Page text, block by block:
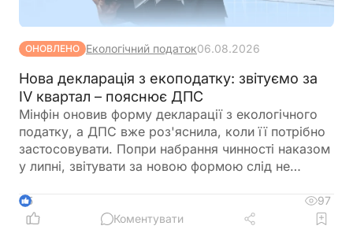
ОНОВЛЕНО Екологічний податок06.08.2026
Нова декларація з екоподатку: звітуємо за
IV квартал – пояснює ДПС
Мінфін оновив форму декларації з екологічного
податку, а ДПС вже роз'яснила, коли її потрібно
застосовувати. Попри набрання чинності наказом
у липні, звітувати за новою формою слід не
подаватиметься оновлена декларація та які зміни
внесено до її форми
5
97
Коментувати